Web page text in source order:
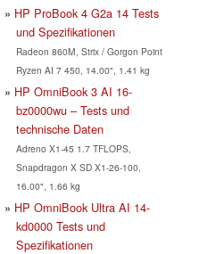
HP ProBook 4 G2a 14 Tests
und Spezifikationen
Radeon 860M, Strix / Gorgon Point
Ryzen AI 7 450, 14.00", 1.41 kg
HP OmniBook 3 AI 16-
bz0000wu – Tests und
technische Daten
Adreno X1-45 1.7 TFLOPS,
Snapdragon X SD X1-26-100,
16.00", 1.66 kg
HP OmniBook Ultra AI 14-
kd0000 Tests und
Spezifikationen